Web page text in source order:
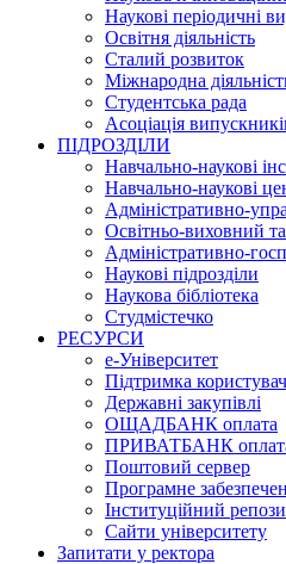
Наукові періодичні
Освітня діяльність
Сталий розвиток
Міжнародна
Студентська рада
Асоціація
ПІДРОЗДІЛИ
Навчально-наукові
Навчально-наукові
Адміністративно-
Освітньо-виховний
Адміністративно-
Наукові підрозділи
Наукова бібліотека
Студмістечко
РЕСУРСИ
е-Університет
Підтримка
Державні закупівлі
ОЩАДБАНК оплата
ПРИВАТБАНК
Поштовий сервер
Програмне
Інституційний
Сайти університету
Запитати у ректора